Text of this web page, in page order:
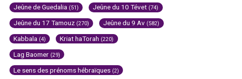
Jeûne de Guedalia (51) Jeûne du 10 Tévet (74)
Jeûne du 17 Tamouz (270) Jeûne du 9 Av (582)
Kabbala (4) Kriat haTorah (220)
Lag Baomer (29)
Le sens des prénoms hébraïques (2)